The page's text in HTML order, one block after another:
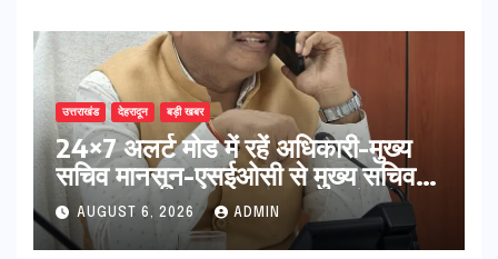
उत्तराखंड देहरादून बड़ी खबर
24×7 अलर्ट मोड में रहें अधिकारी-मुख्य
सचिव मानसून-एसईओसी से मुख्य सचिव ने
की विस्तृत समीक्षा कहा-बंद सड़कों को
शीघ्र खोला जाए, लोगों को न हो दिक्कत
AUGUST 6, 2026 ADMIN